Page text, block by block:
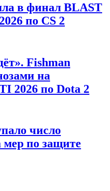
в финал BLAST
по CS 2
Fishman
на
2026 по Dota 2
число
по защите